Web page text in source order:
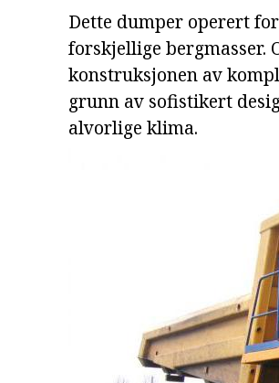
Dette dumper operert
forskjellige bergmasser.
konstruksjonen av
grunn av sofistikert
alvorlige klima.